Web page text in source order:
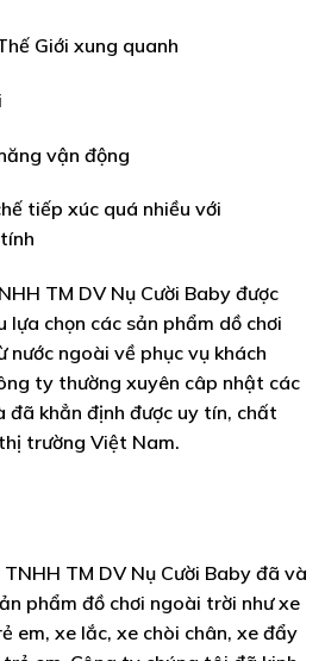
Giới xung quanh
vận động
tiếp xúc quá nhiều với
TM DV Nụ Cười Baby được
chọn các sản phẩm dồ chơi
ngoài về phục vụ khách
ty thường xuyên câp nhật các
đã khẳn định được uy tín, chất
trường Việt Nam.
TM DV Nụ Cười Baby đã và
phẩm đồ chơi ngoài trời như xe
em, xe lắc, xe chòi chân, xe đẩy